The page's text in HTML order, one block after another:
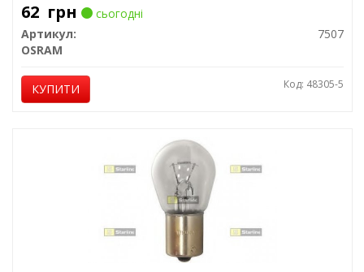
62 грн
сьогодні
Артикул:
7507
OSRAM
КУПИТИ Код: 48305-5